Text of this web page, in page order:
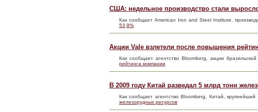
США: недельное производство стали
Как сообщает American Iron and Steel Institute,
53,9%
Акции Vale взлетели после повышения
Как сообщает агентство Bloomberg, акции
рейтинга компании
В 2009 году Китай разведал 5 млрд тонн
Как сообщает агентство Bloomberg, Китай,
железорудных ресурсов